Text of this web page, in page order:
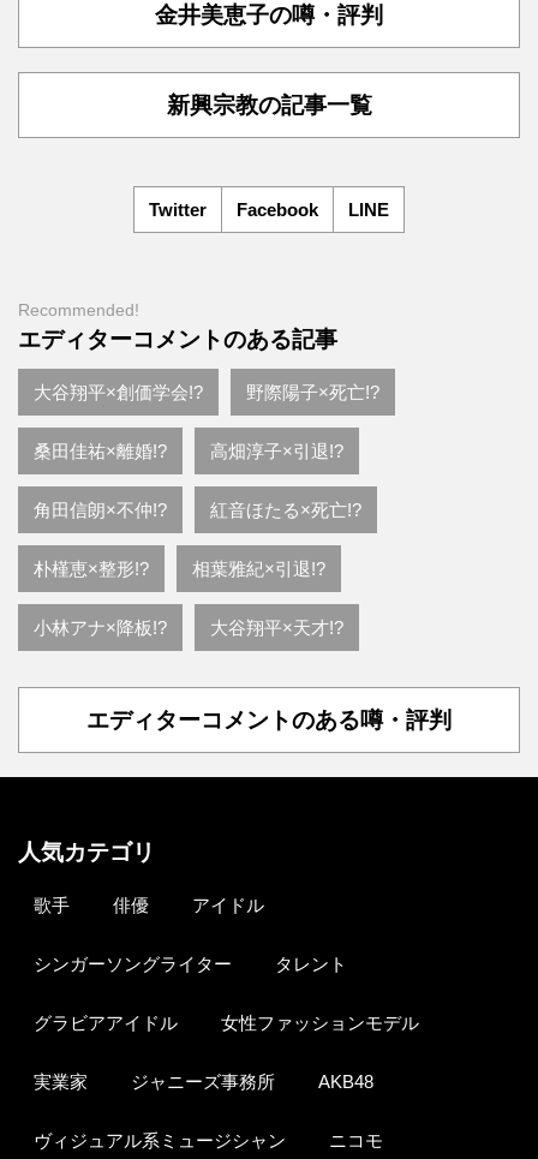
金井美恵子の噂・評判
新興宗教の記事一覧
Twitter Facebook LINE
Recommended!
エディターコメントのある記事
大谷翔平×創価学会!? 野際陽子×死亡!?
桑田佳祐×離婚!? 高畑淳子×引退!?
角田信朗×不仲!? 紅音ほたる×死亡!?
朴槿恵×整形!? 相葉雅紀×引退!?
小林アナ×降板!? 大谷翔平×天才!?
エディターコメントのある噂・評判
人気カテゴリ
歌手 俳優 アイドル
シンガーソングライター タレント
グラビアアイドル 女性ファッションモデル
実業家 ジャニーズ事務所 AKB48
ヴィジュアル系ミュージシャン ニコモ